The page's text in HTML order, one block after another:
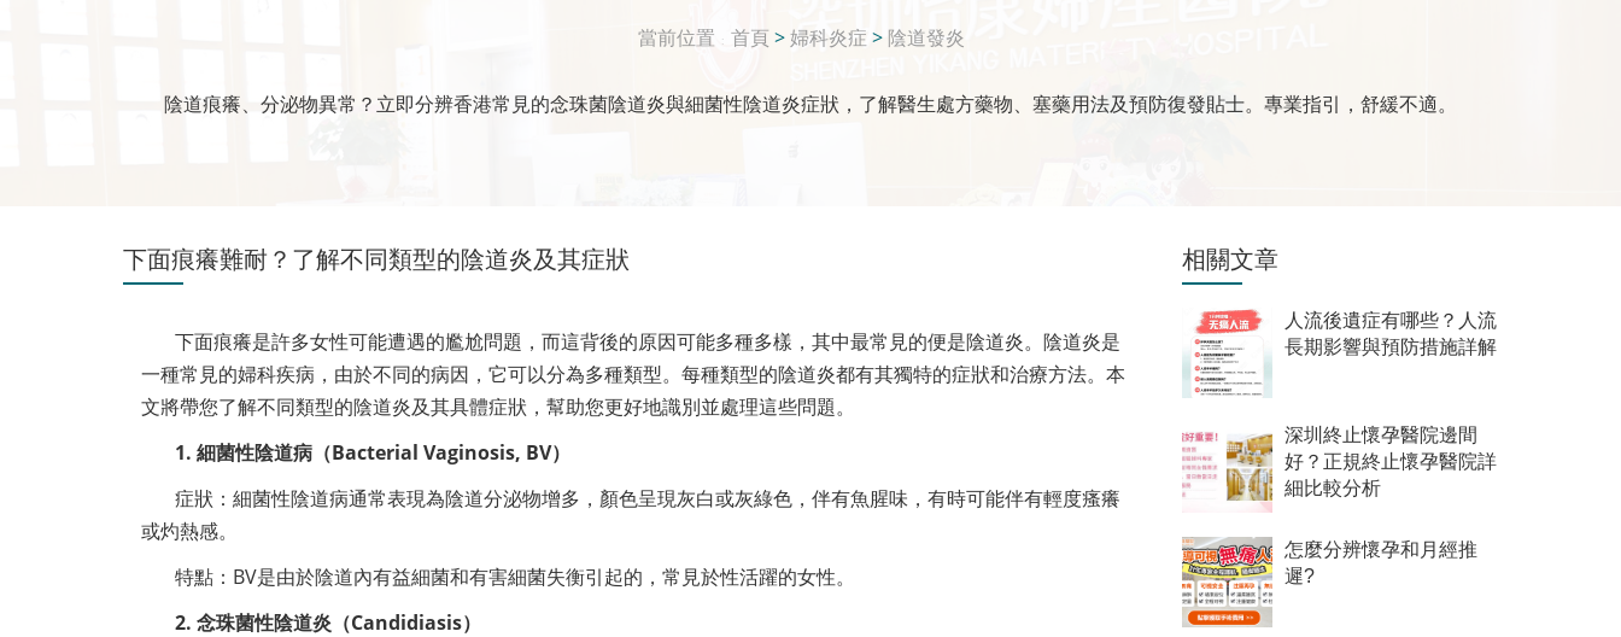
當前位置 首頁 >婦科炎症 > 陰道發炎
陰道痕癢、分泌物異常？立即分辨香港常見的念珠菌陰道炎與細菌性陰道炎症狀，了解醫生處方藥物、塞藥用法及預防復發貼士。專業指引，舒緩不適。
下面痕癢難耐？了解不同類型的陰道炎及其症狀
下面痕癢是許多女性可能遭遇的尷尬問題，而這背後的原因可能多種多樣，其中最常見的便是陰道炎。陰道炎是
一種常見的婦科疾病，由於不同的病因，它可以分為多種類型。每種類型的陰道炎都有其獨特的症狀和治療方法。本
文將帶您了解不同類型的陰道炎及其具體症狀，幫助您更好地識別並處理這些問題。
1. 細菌性陰道病（Bacterial Vaginosis, BV）
症狀：細菌性陰道病通常表現為陰道分泌物增多，顏色呈現灰白或灰綠色，伴有魚腥味，有時可能伴有輕度瘙癢
或灼熱感。
特點：BV是由於陰道內有益細菌和有害細菌失衡引起的，常見於性活躍的女性。
2. 念珠菌性陰道炎（Candidiasis）
相關文章
人流後遺症有哪些？人流
長期影響與預防措施詳解
深圳終止懷孕醫院邊間
好？正規終止懷孕醫院詳
細比較分析
怎麼分辨懷孕和月經推
遲?